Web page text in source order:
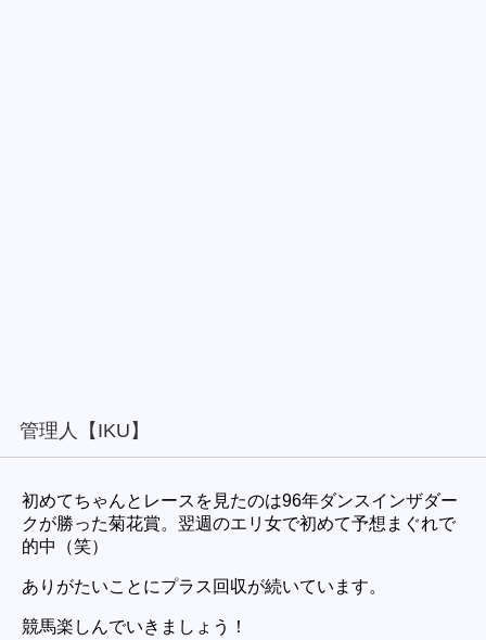
管理人【IKU】
初めてちゃんとレースを見たのは96年ダンスインザダー
クが勝った菊花賞。翌週のエリ女で初めて予想まぐれで
的中（笑）
ありがたいことにプラス回収が続いています。
競馬楽しんでいきましょう！